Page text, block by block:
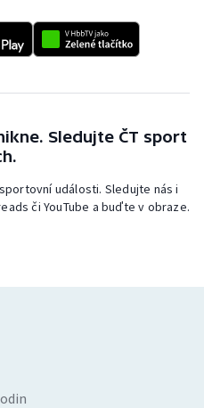
Sledujte ČT sport
události. Sledujte nás i
či YouTube a buďte v obraze.